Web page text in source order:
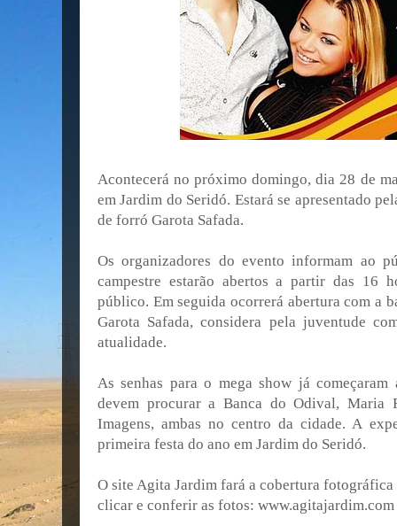
Acontecerá no próximo domingo, dia 28 de
em Jardim do Seridó. Estará se apresentado
de forró Garota Safada.
Os organizadores do evento informam ao
campestre estarão abertos a partir das 16
público. Em seguida ocorrerá abertura com a
Garota Safada, considera pela juventude
atualidade.
As senhas para o mega show já começaram
devem procurar a Banca do Odival,
Imagens, ambas no centro da cidade. A
primeira festa do ano em Jardim do Seridó.
O site Agita Jardim fará a cobertura
clicar e conferir as fotos: www.agitajardim.com